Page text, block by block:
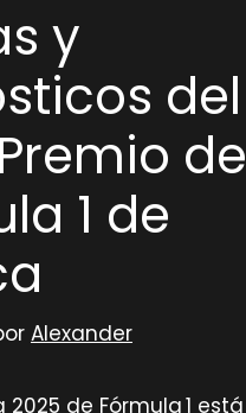
y
del
de
1 de
Alexander
de Fórmula 1 está